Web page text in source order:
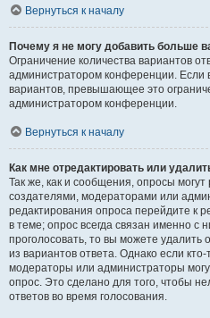
Вернуться к началу
Почему я не могу добавить больше
Ограничение количества вариантов
администратором конференции. Если
вариантов, превышающее это
администратором конференции.
Вернуться к началу
Как мне отредактировать или
Так же, как и сообщения, опросы могут
создателями, модераторами или
редактирования опроса перейдите к
в теме; опрос всегда связан именно с
проголосовать, то вы можете удалить
из вариантов ответа. Однако если
модераторы или администраторы
опрос. Это сделано для того, чтобы
ответов во время голосования.